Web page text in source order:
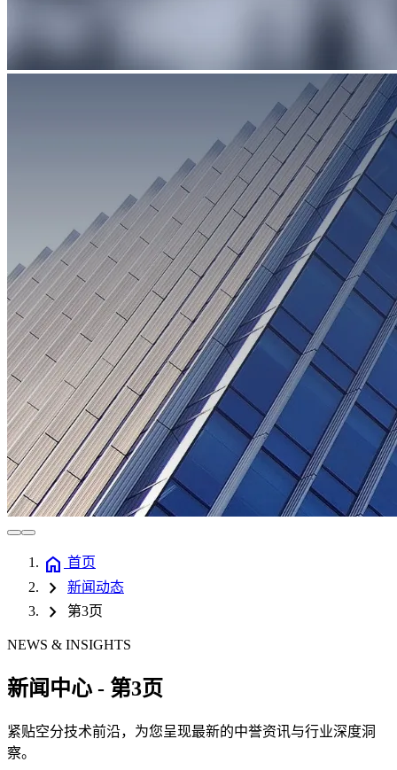
home 首页
chevron_right 新闻动态
chevron_right 第3页
NEWS & INSIGHTS
新闻中心 - 第3页
紧贴空分技术前沿，为您呈现最新的中誉资讯与行业深度洞
察。